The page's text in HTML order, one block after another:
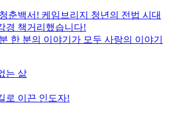
춘백서! 케임브리지 청년의 전법 시대
경 책거리했습니다!
한 분의 이야기가 모두 사랑의 이야기
는 삶
로 이끈 인도자!